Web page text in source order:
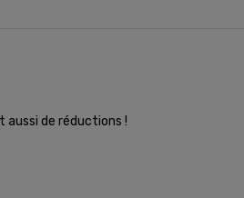
de réductions !